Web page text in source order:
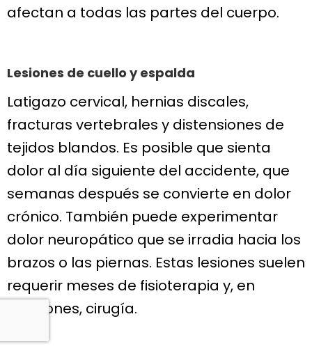
afectan a todas las partes del cuerpo.
Lesiones de cuello y espalda
Latigazo cervical, hernias discales,
fracturas vertebrales y distensiones de
tejidos blandos. Es posible que sienta
dolor al día siguiente del accidente, que
semanas después se convierte en dolor
crónico. También puede experimentar
dolor neuropático que se irradia hacia los
brazos o las piernas. Estas lesiones suelen
requerir meses de fisioterapia y, en
ocasiones, cirugía.